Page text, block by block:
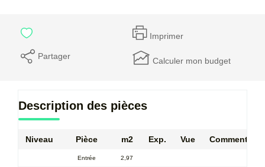
Imprimer
Partager Calculer mon budget
Description des pièces
Niveau Pièce m2 Exp. Vue
Entrée 2,97